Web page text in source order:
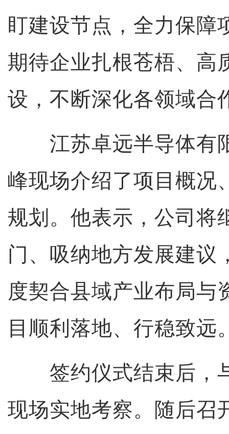
盯建设节点，全力保障
期待企业扎根苍梧、高
设，不断深化各领域合
江苏卓远半导体有
峰现场介绍了项目概况
规划。他表示，公司将
门、吸纳地方发展建议
度契合县域产业布局与
目顺利落地、行稳致远
签约仪式结束后，
现场实地考察。随后召